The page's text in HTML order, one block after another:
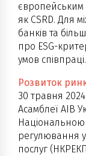
європейським
як CSRD. Для
банків та
про ESG-
умов співпраці.
Розвиток
30 травня
Асамблеї AIB
регулювання
послуг